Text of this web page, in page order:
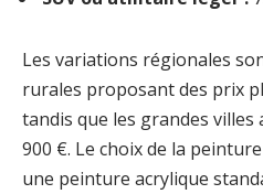
Les variations régionales
rurales proposant des prix
tandis que les grandes
900 €. Le choix de la
une peinture acrylique